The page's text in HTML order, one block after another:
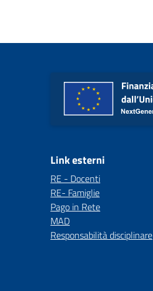
Link esterni
RE - Docenti
RE- Famiglie
Pago in Rete
MAD
Responsabilità disciplinare